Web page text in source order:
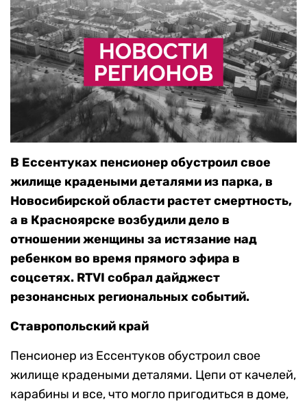
В Ессентуках пенсионер обустроил свое
жилище крадеными деталями из парка, в
Новосибирской области растет смертность,
а в Красноярске возбудили дело в
отношении женщины за истязание над
ребенком во время прямого эфира в
соцсетях. RTVI собрал дайджест
резонансных региональных событий.
Ставропольский край
Пенсионер из Ессентуков обустроил свое
жилище крадеными деталями. Цепи от качелей,
карабины и все, что могло пригодиться в доме,